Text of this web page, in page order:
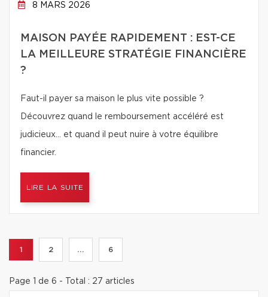
8 MARS 2026
MAISON PAYÉE RAPIDEMENT : EST-CE
LA MEILLEURE STRATÉGIE FINANCIÈRE
?
Faut-il payer sa maison le plus vite possible ?
Découvrez quand le remboursement accéléré est
judicieux… et quand il peut nuire à votre équilibre
financier.
LIRE LA SUITE
1 2 ... 6
Page 1 de 6 - Total : 27 articles